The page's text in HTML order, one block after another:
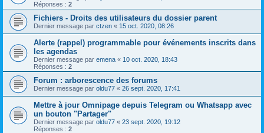
Réponses : 2
Fichiers - Droits des utilisateurs du dossier parent
Dernier message par ctzen « 15 oct. 2020, 08:26
Alerte (rappel) programmable pour événements inscrits dans
les agendas
Dernier message par emena « 10 oct. 2020, 18:43
Réponses : 2
Forum : arborescence des forums
Dernier message par oldu77 « 26 sept. 2020, 17:41
Mettre à jour Omnipage depuis Telegram ou Whatsapp avec
un bouton "Partager"
Dernier message par oldu77 « 23 sept. 2020, 19:12
Réponses : 2